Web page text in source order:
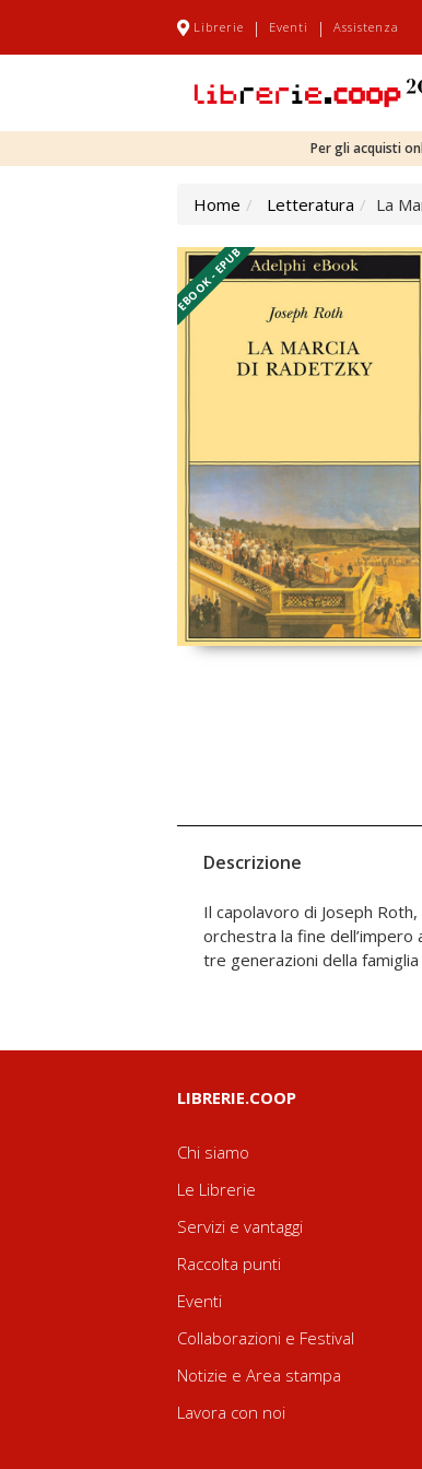
Librerie | Eventi | Assistenza
Per gli acquisti
Home Letteratura La
EBOOK - EPUB
Descrizione
Il capolavoro di Joseph
orchestra la fine
tre generazioni della
gesto di un sottotenente che
Solferino, percorriamo
LIBRERIE.COOP
Chi siamo
Le Librerie
Servizi e vantaggi
Raccolta punti
Eventi
Collaborazioni e Festival
Notizie e Area stampa
Lavora con noi